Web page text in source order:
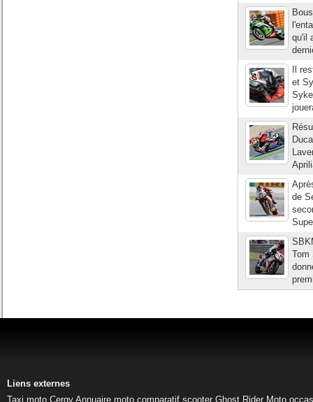
qu'il
Il
et
de
Tom
Liens externes
Taxi moto Cergy Annuaire moto comparatif scooter Ghost Rider Moto